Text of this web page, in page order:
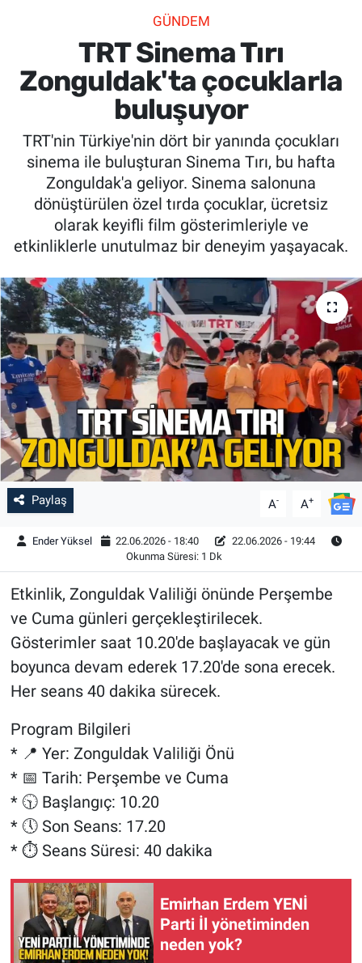
GÜNDEM
TRT Sinema Tırı
Zonguldak'ta çocuklarla
buluşuyor
TRT'nin Türkiye'nin dört bir yanında çocukları
sinema ile buluşturan Sinema Tırı, bu hafta
Zonguldak'a geliyor. Sinema salonuna
dönüştürülen özel tırda çocuklar, ücretsiz
olarak keyifli film gösterimleriyle ve
etkinliklerle unutulmaz bir deneyim yaşayacak.
Paylaş A- A+
Ender Yüksel 22.06.2026 - 18:40
22.06.2026 - 19:44
Okunma Süresi: 1 Dk
Etkinlik, Zonguldak Valiliği önünde Perşembe
ve Cuma günleri gerçekleştirilecek.
Gösterimler saat 10.20'de başlayacak ve gün
boyunca devam ederek 17.20'de sona erecek.
Her seans 40 dakika sürecek.
Program Bilgileri
* 📍 Yer: Zonguldak Valiliği Önü
* 📅 Tarih: Perşembe ve Cuma
* 🕥 Başlangıç: 10.20
* 🕔 Son Seans: 17.20
* ⏱️ Seans Süresi: 40 dakika
Emirhan Erdem YENİ
Parti İl yönetiminden
neden yok?